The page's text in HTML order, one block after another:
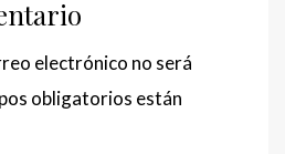
electrónico no será
obligatorios están